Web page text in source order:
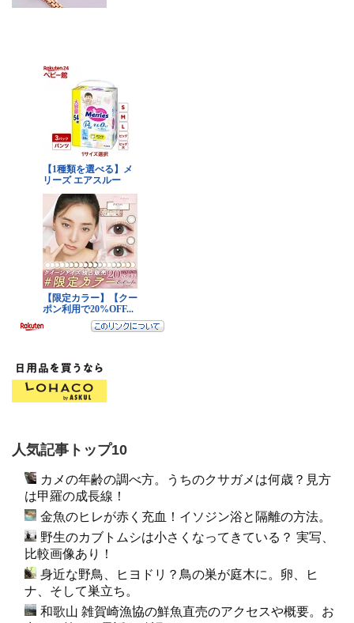
人気記事トップ10
カメの年齢の調べ方。うちのクサガメは何歳？見方
は甲羅の成長線！
金魚のヒレが赤く充血！イソジン浴と隔離の方法。
野生のカブトムシは小さくなってきている？ 実写、
比較画像あり！
身近な野鳥、ヒヨドリ？鳥の巣が庭木に。卵、ヒ
ナ、そして巣立ち。
和歌山 雑賀崎漁協の鮮魚直売のアクセスや概要。お